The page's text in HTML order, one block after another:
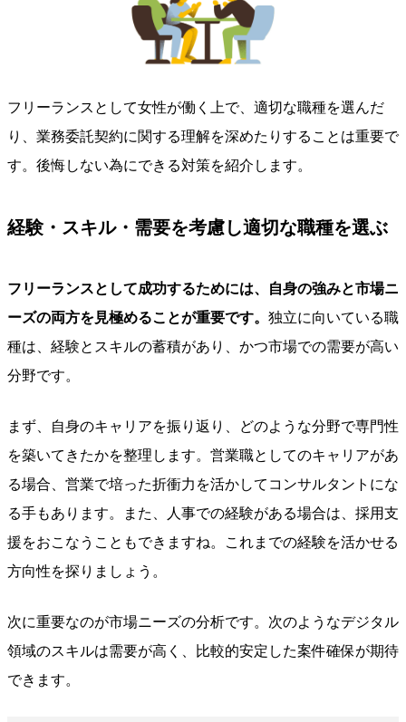
フリーランスとして女性が働く上で、適切な職種を選んだ
り、業務委託契約に関する理解を深めたりすることは重要で
す。後悔しない為にできる対策を紹介します。
経験・スキル・需要を考慮し適切な職種を選ぶ
フリーランスとして成功するためには、自身の強みと市場ニ
ーズの両方を見極めることが重要です。 独立に向いている職
種は、経験とスキルの蓄積があり、かつ市場での需要が高い
分野です。
まず、自身のキャリアを振り返り、どのような分野で専門性
を築いてきたかを整理します。営業職としてのキャリアがあ
る場合、営業で培った折衝力を活かしてコンサルタントにな
る手もあります。また、人事での経験がある場合は、採用支
援をおこなうこともできますね。これまでの経験を活かせる
方向性を探りましょう。
次に重要なのが市場ニーズの分析です。次のようなデジタル
領域のスキルは需要が高く、比較的安定した案件確保が期待
できます。